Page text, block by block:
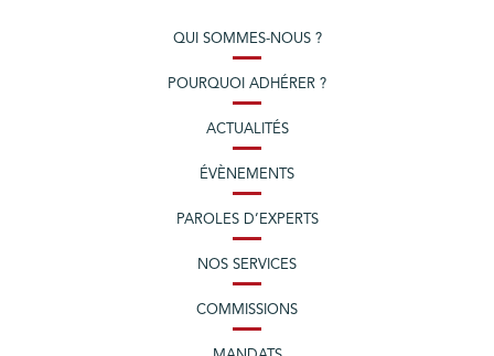
QUI SOMMES-NOUS ?
POURQUOI ADHÉRER ?
ACTUALITÉS
ÉVÈNEMENTS
PAROLES D’EXPERTS
NOS SERVICES
COMMISSIONS